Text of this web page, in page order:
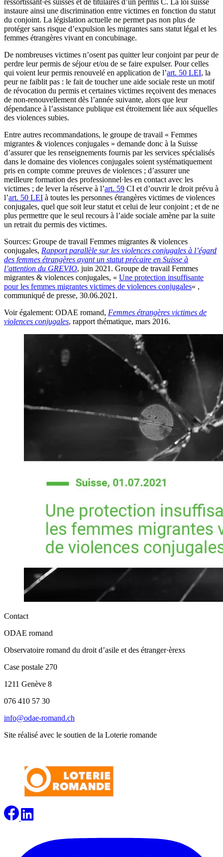
instaure ainsi une discrimination entre victimes en fonction du statut
du conjoint. La législation actuelle ne permet pas non plus de
protéger sans risque d’expulsion les migrantes sans statut légal et les
femmes étrangères vivant en concubinage.
De nombreuses victimes n’osent pas quitter leur conjoint par peur de
perdre leur permis de séjour et/ou de se faire expulser. Pour celles
qui voient leur permis renouvelé en application de l’art. 50 LEI, la
peur ne faiblit pas : le fait de toucher une aide sociale reste un motif
de révocation du permis et certaines victimes reçoivent des menaces
de non-renouvellement dès l’année suivante, alors que leur
dépendance à l’assistance publique est étroitement liée aux séquelles
des violences subies.
Entre autres recommandations, le groupe de travail « Femmes
migrantes & violences conjugales » demande donc à la Suisse
d’assurer que les renseignements fournis par les services spécialisés
dans le domaine des violences conjugales soient systématiquement
pris en compte comme preuves de violences ; d’assurer une
meilleure formation des professionnel·les en contact avec les
victimes ; de lever la réserve à l’art. 59 CI et d’ouvrir le droit prévu à
l’art. 50 LEI à toutes les personnes étrangères victimes de violences
conjugales, quel que soit leur statut et celui de leur conjoint ; et de ne
plus permettre que le seul recours à l’aide sociale amène par la suite
un retrait du permis des victimes.
Sources: Groupe de travail Femmes migrantes & violences
conjugales, Rapport parallèle sur les violences conjugales à l’égard
des femmes étrangères ayant un statut précaire en Suisse à
l’attention du GREVIO, juin 2021. Groupe de travail Femmes
migrantes & violences conjugales, « Une protection insuffisante
pour les femmes migrantes victimes de violences conjugales« ,
communiqué de presse, 30.06.2021.
Voir également: ODAE romand, Femmes étrangères victimes de
violences conjugales, rapport thématique, mars 2016.
Contact
ODAE romand
Observatoire romand du droit d’asile et des étranger·èrexs
Case postale 270
1211 Genève 8
076 410 57 30
info@odae-romand.ch
Site réalisé avec le soutien de la Loterie romande